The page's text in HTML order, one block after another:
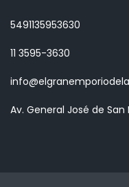
5491135953630
11 3595-3630
Av. General José de San